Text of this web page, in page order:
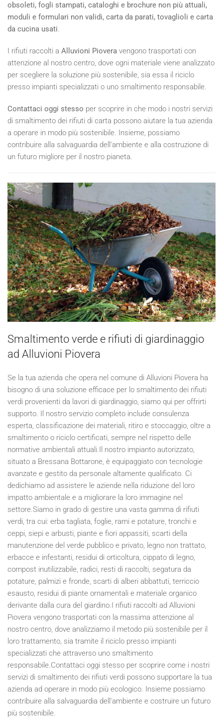
obsoleti, fogli stampati, cataloghi e brochure non più attuali,
moduli e formulari non validi, carta da parati, tovaglioli e carta
da cucina usati.
I rifiuti raccolti a Alluvioni Piovera vengono trasportati con
attenzione al nostro centro, dove ogni materiale viene analizzato
per scegliere la soluzione più sostenibile, sia essa il riciclo
presso impianti specializzati o uno smaltimento responsabile.
Contattaci oggi stesso per scoprire in che modo i nostri servizi
di smaltimento dei rifiuti di carta possono aiutare la tua azienda
a operare in modo più sostenibile. Insieme, possiamo
contribuire alla salvaguardia dell'ambiente e alla costruzione di
un futuro migliore per il nostro pianeta.
Smaltimento verde e rifiuti di giardinaggio
ad Alluvioni Piovera
Se la tua azienda che opera nel comune di Alluvioni Piovera ha
bisogno di una soluzione efficace per lo smaltimento dei rifiuti
verdi provenienti da lavori di giardinaggio, siamo qui per offrirti
supporto. Il nostro servizio completo include consulenza
esperta, classificazione dei materiali, ritiro e stoccaggio, oltre a
smaltimento o riciclo certificati, sempre nel rispetto delle
normative ambientali attuali.Il nostro impianto autorizzato,
situato a Bressana Bottarone, è equipaggiato con tecnologie
avanzate e gestito da personale altamente qualificato. Ci
dedichiamo ad assistere le aziende nella riduzione del loro
impatto ambientale e a migliorare la loro immagine nel
settore.Siamo in grado di gestire una vasta gamma di rifiuti
verdi, tra cui: erba tagliata, foglie, rami e potature, tronchi e
ceppi, siepi e arbusti, piante e fiori appassiti, scarti della
manutenzione del verde pubblico e privato, legno non trattato,
erbacce e infestanti, residui di orticoltura, cippato di legno,
compost inutilizzabile, radici, resti di raccolti, segatura da
potature, palmizi e fronde, scarti di alberi abbattuti, terriccio
esausto, residui di piante ornamentali e materiale organico
derivante dalla cura del giardino.I rifiuti raccolti ad Alluvioni
Piovera vengono trasportati con la massima attenzione al
nostro centro, dove analizziamo il metodo più sostenibile per il
loro trattamento, sia tramite il riciclo presso impianti
specializzati che attraverso uno smaltimento
responsabile.Contattaci oggi stesso per scoprire come i nostri
servizi di smaltimento dei rifiuti verdi possono supportare la tua
azienda ad operare in modo più ecologico. Insieme possiamo
contribuire alla salvaguardia dell'ambiente e costruire un futuro
più sostenibile.